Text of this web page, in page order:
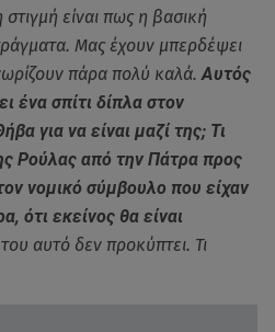
είναι πως η βασική
Μας έχουν μπερδέψει
πάρα πολύ καλά.Αυτός
ένα σπίτι δίπλα στον
για να είναι μαζί της; Τι
Ρούλας από την Πάτρα προς
νομικό σύμβουλο που είχαν
ότι εκείνος θα είναι
αυτό δεν προκύπτει. Τι